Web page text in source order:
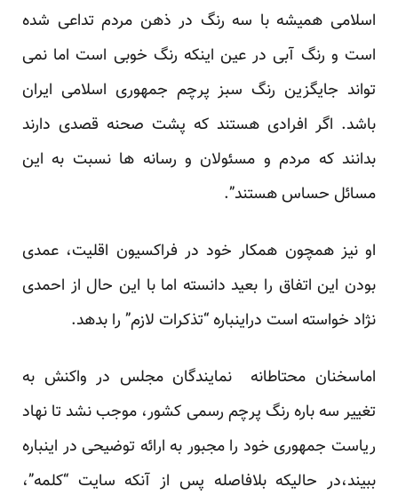
اسلامی همیشه با سه رنگ در ذهن مردم تداعی شده
است و رنگ آبی در عین اینکه رنگ خوبی است اما نمی
تواند جایگزین رنگ سبز پرچم جمهوری اسلامی ایران
باشد. اگر افرادی هستند که پشت صحنه قصدی دارند
بدانند که مردم و مسئولان و رسانه ها نسبت به این
مسائل حساس هستند”.
او نیز همچون همکار خود در فراکسیون اقلیت، عمدی
بودن این اتفاق را بعید دانسته اما با این حال از احمدی
نژاد خواسته است دراینباره “تذکرات لازم” را بدهد.
اماسخنان محتاطانه نمایندگان مجلس در واکنش به
تغییر سه باره رنگ پرچم رسمی کشور، موجب نشد تا نهاد
ریاست جمهوری خود را مجبور به ارائه توضیحی در اینباره
ببیند،در حالیکه بلافاصله پس از آنکه سایت “کلمه”،